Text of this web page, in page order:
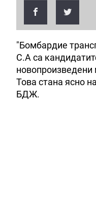
"Бомбардие
С.А са
Това стана ясно
БДЖ.